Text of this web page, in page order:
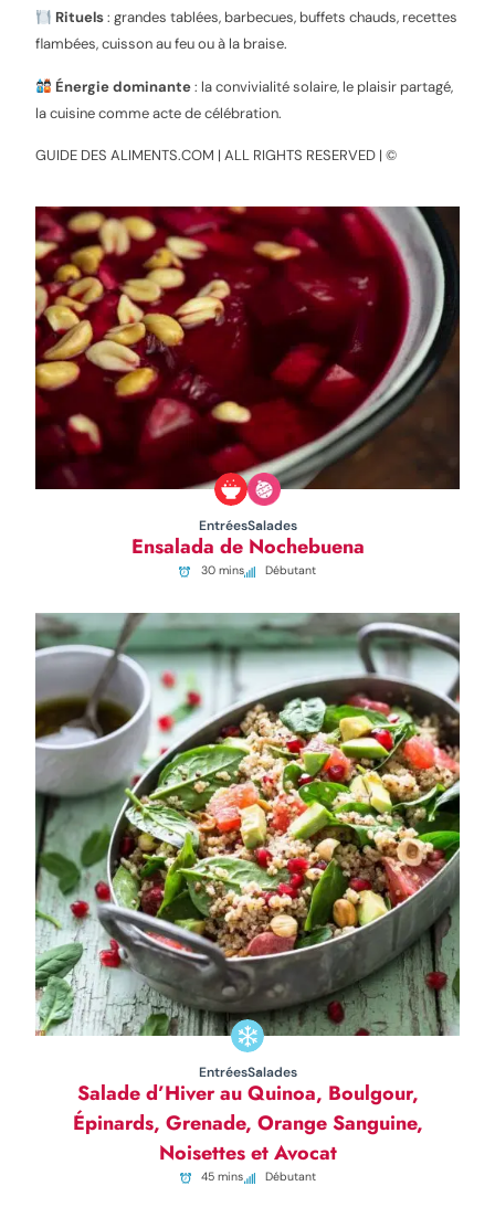
Rituels: grandes tablées, barbecues, buffets chauds, recettes
flambées, cuisson au feu ou à la braise.
Énergie dominante: la convivialité solaire, le plaisir partagé,
la cuisine comme acte de célébration.
GUIDE DES ALIMENTS.COM | ALL RIGHTS RESERVED | ©
EntréesSalades
Ensalada de Nochebuena
30 mins Débutant
EntréesSalades
Salade d’Hiver au Quinoa, Boulgour,
Épinards, Grenade, Orange Sanguine,
Noisettes et Avocat
45 mins Débutant